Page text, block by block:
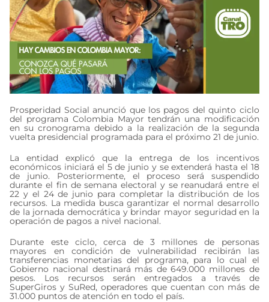
Prosperidad Social anunció que los pagos del quinto ciclo
del programa Colombia Mayor tendrán una modificación
en su cronograma debido a la realización de la segunda
vuelta presidencial programada para el próximo 21 de junio.
La entidad explicó que la entrega de los incentivos
económicos iniciará el 5 de junio y se extenderá hasta el 18
de junio. Posteriormente, el proceso será suspendido
durante el fin de semana electoral y se reanudará entre el
22 y el 24 de junio para completar la distribución de los
recursos. La medida busca garantizar el normal desarrollo
de la jornada democrática y brindar mayor seguridad en la
operación de pagos a nivel nacional.
Durante este ciclo, cerca de 3 millones de personas
mayores en condición de vulnerabilidad recibirán las
transferencias monetarias del programa, para lo cual el
Gobierno nacional destinará más de 649.000 millones de
pesos. Los recursos serán entregados a través de
SuperGiros y SuRed, operadores que cuentan con más de
31.000 puntos de atención en todo el país.